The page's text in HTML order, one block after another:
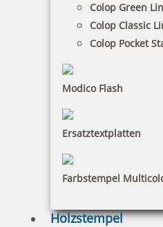
Colop Green
Colop Classic
Colop Pocket
Modico Flash
Ersatztextplatten
Farbstempel
Holzstempel